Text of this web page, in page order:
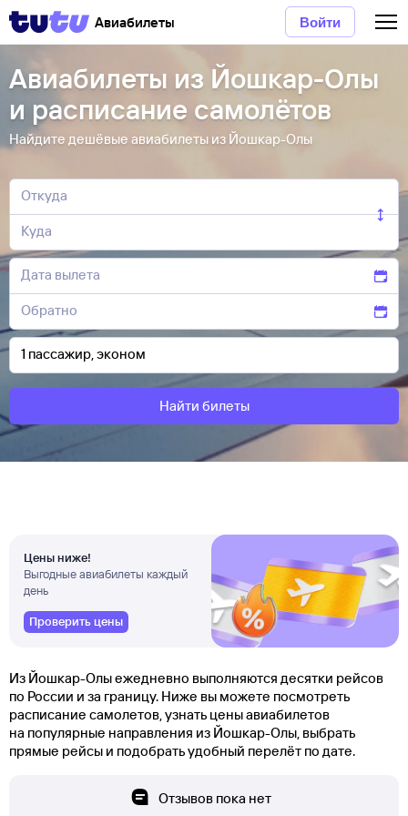
Авиабилеты Войти
Авиабилеты из Йошкар-Олы
и расписание самолётов
Найдите дешёвые авиабилеты из Йошкар-Олы
Найти билеты
Цены ниже!
Выгодные авиабилеты каждый
день
Проверить цены
Из Йошкар-Олы ежедневно выполняются десятки рейсов
по России и за границу. Ниже вы можете посмотреть
расписание самолетов, узнать цены авиабилетов
на популярные направления из Йошкар-Олы, выбрать
прямые рейсы и подобрать удобный перелёт по дате.
Отзывов пока нет